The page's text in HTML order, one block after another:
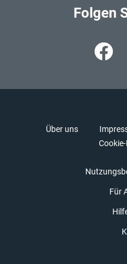
Folgen
Über uns
Für